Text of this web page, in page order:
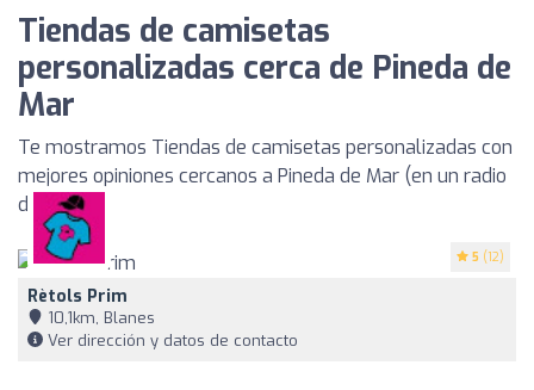
Tiendas de camisetas
personalizadas cerca de Pineda de
Mar
Te mostramos Tiendas de camisetas personalizadas con
mejores opiniones cercanos a Pineda de Mar (en un radio
de 35km)
5 (12)
Rètols Prim
10,1km, Blanes
Ver dirección y datos de contacto